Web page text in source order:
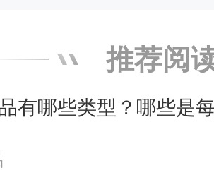
推荐阅
有哪些类型？哪些是